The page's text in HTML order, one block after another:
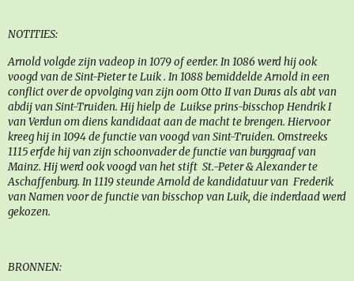
NOTITIES:
Arnold volgde zijn vadeop in 1079 of eerder. In 1086 werd hij ook
voogd van de Sint-Pieter te Luik . In 1088 bemiddelde Arnold in een
conflict over de opvolging van zijn oom Otto II van Duras als abt van
abdij van Sint-Truiden. Hij hielp de Luikse prins-bisschop Hendrik I
van Verdun om diens kandidaat aan de macht te brengen. Hiervoor
kreeg hij in 1094 de functie van voogd van Sint-Truiden. Omstreeks
1115 erfde hij van zijn schoonvader de functie van burggraaf van
Mainz. Hij werd ook voogd van het stift St.-Peter & Alexander te
Aschaffenburg. In 1119 steunde Arnold de kandidatuur van Frederik
van Namen voor de functie van bisschop van Luik, die inderdaad werd
gekozen.
BRONNEN: